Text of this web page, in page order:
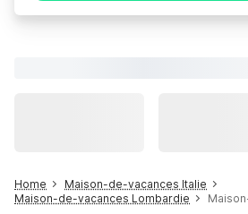
Home
Maison-de-vacances Italie
Maison-de-vacances Lombardie